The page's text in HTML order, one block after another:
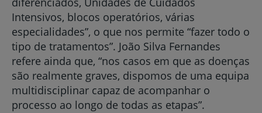
Intensivos, blocos operatórios, várias
especialidades”, o que nos permite “fazer todo o
tipo de tratamentos”. João Silva Fernandes
refere ainda que, “nos casos em que as doenças
são realmente graves, dispomos de uma equipa
multidisciplinar capaz de acompanhar o
processo ao longo de todas as etapas”.